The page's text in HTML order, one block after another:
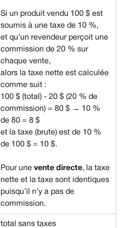
Si un produit vendu 100 $ est
soumis à une taxe de 10 %,
et qu’un revendeur perçoit une
commission de 20 % sur
chaque vente,
alors la taxe nette est calculée
comme suit :
100 $ (total) - 20 $ (20 % de
commission) = 80 $ → 10 %
de 80 = 8 $
et la taxe (brute) est de 10 %
de 100 $ = 10 $.
Pour une vente directe, la taxe
nette et la taxe sont identiques
puisqu’il n’y a pas de
commission.
total sans taxes